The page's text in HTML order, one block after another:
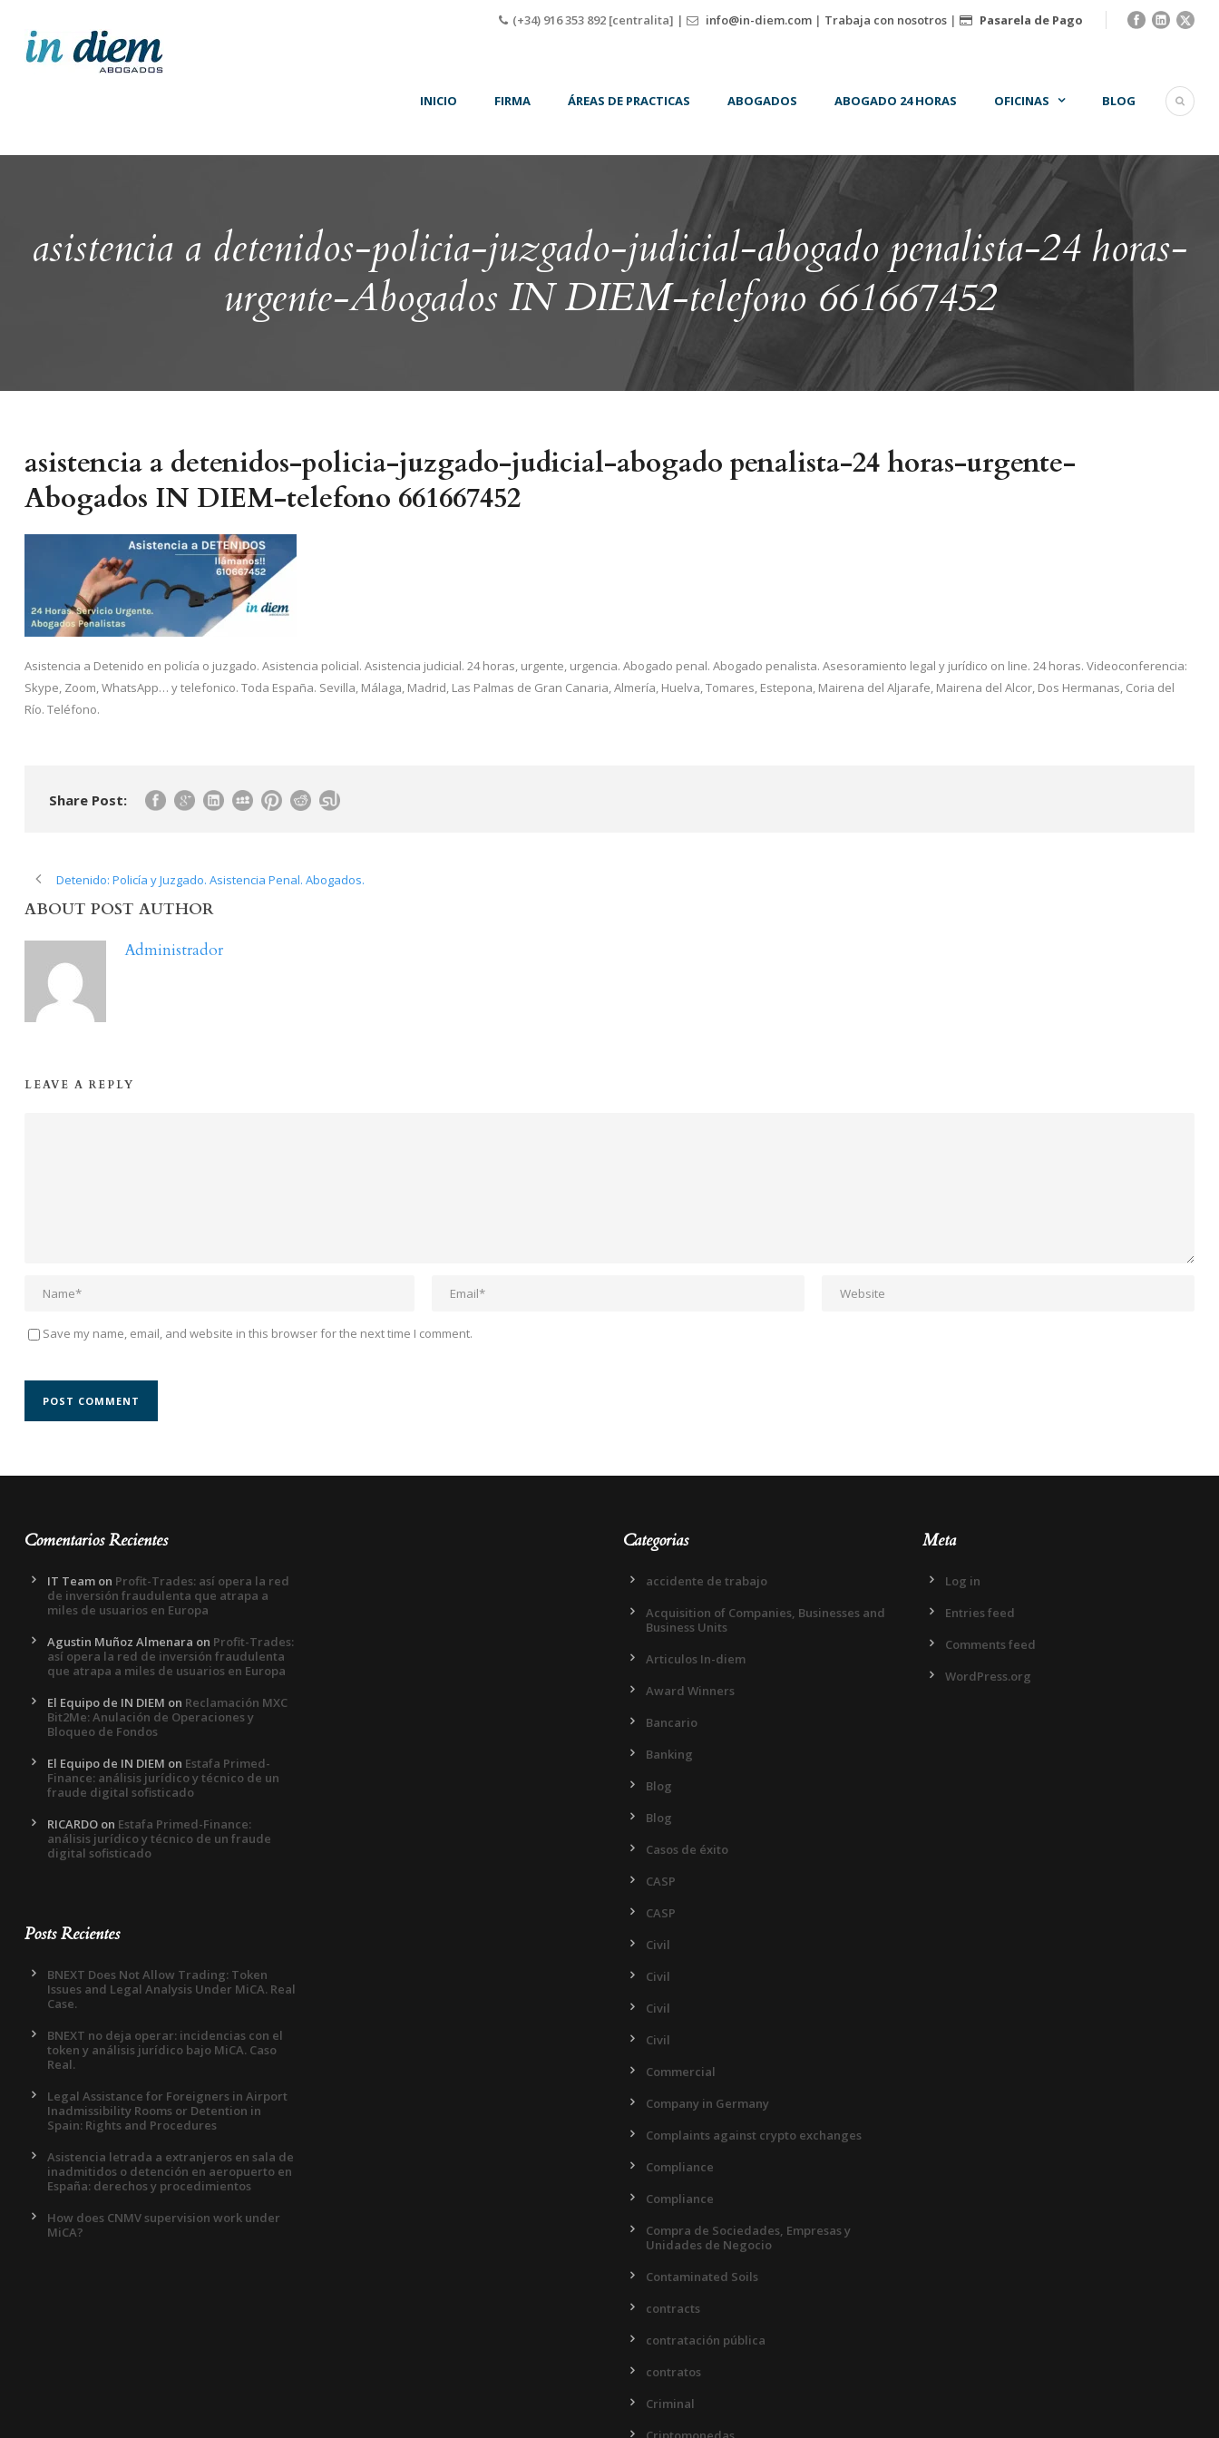
(+34) 916 353 892 [centralita] | info@in-diem.com | Trabaja con nosotros | Pasarela de Pago
INICIO FIRMA ÁREAS DE PRACTICAS ABOGADOS ABOGADO 24 HORAS OFICINAS BLOG
asistencia a detenidos-policia-juzgado-judicial-abogado penalista-24 horas-
urgente-Abogados IN DIEM-telefono 661667452
asistencia a detenidos-policia-juzgado-judicial-abogado penalista-24 horas-urgente-
Abogados IN DIEM-telefono 661667452
Asistencia a Detenido en policía o juzgado. Asistencia policial. Asistencia judicial. 24 horas, urgente, urgencia. Abogado penal. Abogado penalista. Asesoramiento legal y jurídico on line. 24 horas. Videoconferencia:
Skype, Zoom, WhatsApp… y telefonico. Toda España. Sevilla, Málaga, Madrid, Las Palmas de Gran Canaria, Almería, Huelva, Tomares, Estepona, Mairena del Aljarafe, Mairena del Alcor, Dos Hermanas, Coria del
Río. Teléfono.
Share Post:
Detenido: Policía y Juzgado. Asistencia Penal. Abogados.
ABOUT POST AUTHOR
Administrador
LEAVE A REPLY
Save my name, email, and website in this browser for the next time I comment.
Comentarios Recientes
IT Team on Profit-Trades: así opera la red
de inversión fraudulenta que atrapa a
miles de usuarios en Europa
Agustin Muñoz Almenara on Profit-Trades:
así opera la red de inversión fraudulenta
que atrapa a miles de usuarios en Europa
El Equipo de IN DIEM on Reclamación MXC
Bit2Me: Anulación de Operaciones y
Bloqueo de Fondos
El Equipo de IN DIEM on Estafa Primed-
Finance: análisis jurídico y técnico de un
fraude digital sofisticado
RICARDO on Estafa Primed-Finance:
análisis jurídico y técnico de un fraude
digital sofisticado
Posts Recientes
BNEXT Does Not Allow Trading: Token
Issues and Legal Analysis Under MiCA. Real
Case.
BNEXT no deja operar: incidencias con el
token y análisis jurídico bajo MiCA. Caso
Real.
Legal Assistance for Foreigners in Airport
Inadmissibility Rooms or Detention in
Spain: Rights and Procedures
Asistencia letrada a extranjeros en sala de
inadmitidos o detención en aeropuerto en
España: derechos y procedimientos
How does CNMV supervision work under
MiCA?
Categorias
accidente de trabajo
Acquisition of Companies, Businesses and
Business Units
Articulos In-diem
Award Winners
Bancario
Banking
Blog
Blog
Casos de éxito
CASP
CASP
Civil
Civil
Civil
Civil
Commercial
Company in Germany
Complaints against crypto exchanges
Compliance
Compliance
Compra de Sociedades, Empresas y
Unidades de Negocio
Contaminated Soils
contracts
contratación pública
contratos
Criminal
Meta
Log in
Entries feed
Comments feed
WordPress.org